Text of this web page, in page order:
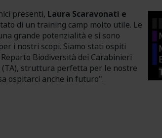
presenti, Laura Scaravonati e
di un training camp molto utile. Le
grande potenzialità e si sono
i nostri scopi. Siamo stati ospiti
Biodiversità dei Carabinieri
(TA), struttura perfetta per le nostre
ospitarci anche in futuro".